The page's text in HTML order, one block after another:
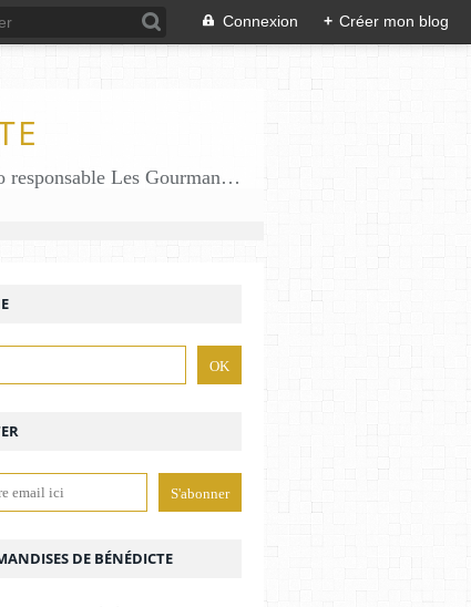
Connexion + Créer mon blog
Des gourmandises sans gluten en solo en duo avec mon fiston . Salé comme Sucré sans gluten éco responsable Les Gourmandises de Bénédicte gâteau produits locaux
DE BÉNÉDICTE